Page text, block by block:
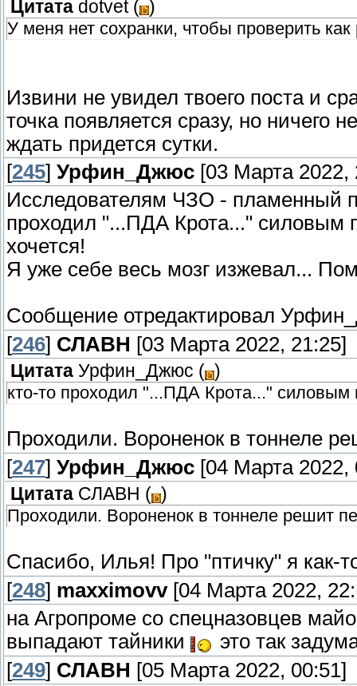
Цитата dotvet( )
У меня нет сохранки, чтобы проверить
Извини не увидел твоего поста и
точка появляется сразу, но ничего
ждать придется сутки.
[245] Урфин_Джюс [03 Марта 2022,
Исследователям ЧЗО - пламенный
проходил "...ПДА Крота..." силовым
хочется!
Я уже себе весь мозг изжевал...
Сообщение отредактировал
[246] СЛАВН [03 Марта 2022, 21:25]
Цитата Урфин_Джюс ( )
кто-то проходил "...ПДА Крота..." силовым
Проходили. Вороненок в тоннеле
[247] Урфин_Джюс [04 Марта 2022,
Цитата СЛАВН ( )
Проходили. Вороненок в тоннеле решит
Спасибо, Илья! Про "птичку" я как-
[248] maxximovv[04 Марта 2022,
на Агропроме со спецназовцев
выпадают тайники
это так
[249] СЛАВН [05 Марта 2022, 00:51]